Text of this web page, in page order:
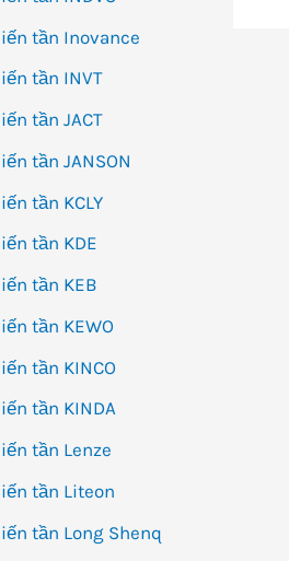
tần Inovance
tần INVT
tần JACT
tần JANSON
tần KCLY
tần KDE
tần KEB
tần KEWO
tần KINCO
tần KINDA
tần Lenze
tần Liteon
tần Long Shenq